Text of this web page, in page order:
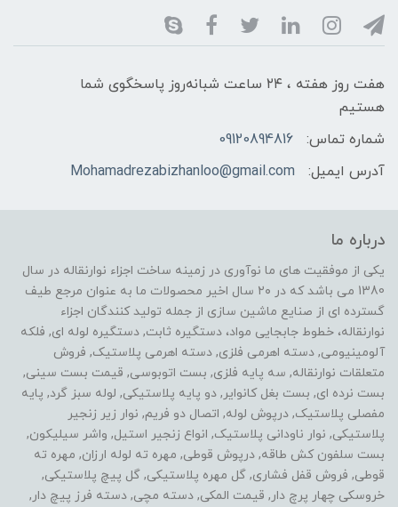
هفت روز هفته ، ۲۴ ساعت شبانه‌روز پاسخگوی شما
هستیم
شماره تماس:
09120894816
آدرس ایمیل:
Mohamadrezabizhanloo@gmail.com
درباره ما
یکی از موفقیت های ما نوآوری در زمینه ساخت اجزاء نوارنقاله در سال
1380 می باشد که در ۲۰ سال اخیر محصولات ما به عنوان مرجع طیف
گسترده ای از صنایع ماشین سازی از جمله تولید کنندگان اجزاء
نوارنقاله، خطوط جابجایی مواد، دستگیره ثابت, دستگیره لوله ای, فلکه
آلومینیومی, دسته اهرمی فلزی, دسته اهرمی پلاستیک, فروش
متعلقات نوارنقاله, سه پایه فلزی, بست اتوبوسی, قیمت بست سینی,
بست نرده ای, بست بغل کانوایر, دو پایه پلاستیکی, لوله سبز گرد, پایه
مفصلی پلاستیک, درپوش لوله, اتصال دو فریم, نوار زیر زنجیر
پلاستیکی, نوار ناودانی پلاستیک, انواع زنجیر استیل, واشر سیلیکون,
بست سلفون کش طاقه, درپوش قوطی, مهره ته لوله ارزان, مهره ته
قوطی, فروش قفل فشاری, گل مهره پلاستیکی, گل پیچ پلاستیکی,
خروسکی چهار پرچ دار, قیمت المکی, دسته مچی, دسته فرز پیچ دار,